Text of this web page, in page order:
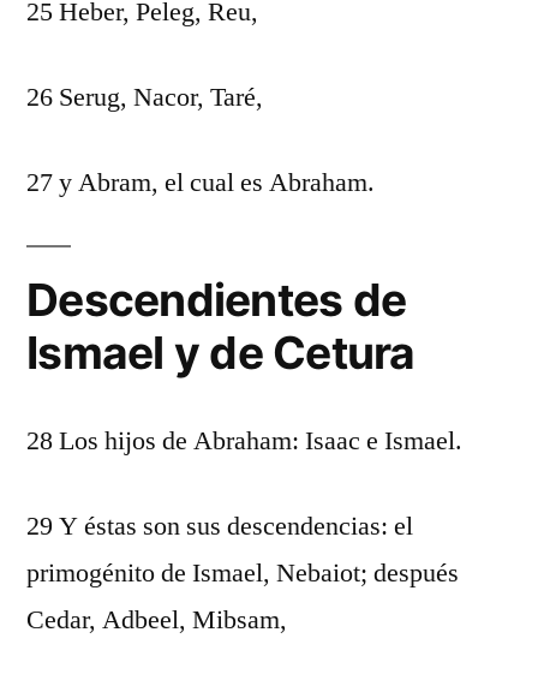
25 Heber, Peleg, Reu,
26 Serug, Nacor, Taré,
27 y Abram, el cual es Abraham.
Descendientes de
Ismael y de Cetura
28 Los hijos de Abraham: Isaac e Ismael.
29 Y éstas son sus descendencias: el
primogénito de Ismael, Nebaiot; después
Cedar, Adbeel, Mibsam,